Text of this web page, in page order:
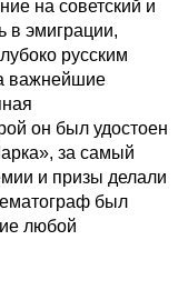
на советский и
в эмиграции,
русским
важнейшие
он был удостоен
за самый
и призы делали
был
любой